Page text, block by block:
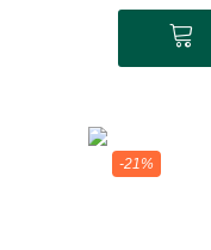
-21%